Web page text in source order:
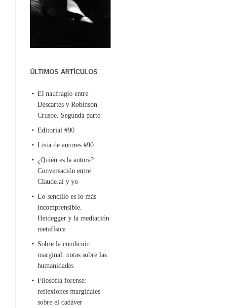
ÚLTIMOS ARTÍCULOS
El naufragio entre
Descartes y Robinson
Crusoe. Segunda parte
Editorial #90
Lista de autores #90
¿Quién es la autora?
Conversación entre
Claude.ai y yo
Lo sencillo es lo más
incomprensible.
Heidegger y la mediación
metafísica
Sobre la condición
marginal: notas sobre las
humanidades
Filosofía forense:
reflexiones marginales
sobre el cadáver